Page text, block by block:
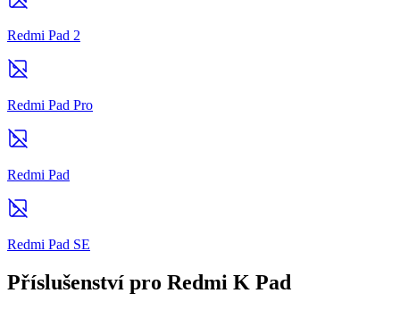
Redmi Pad 2
Redmi Pad Pro
Redmi Pad
Redmi Pad SE
Příslušenství pro Redmi K Pad